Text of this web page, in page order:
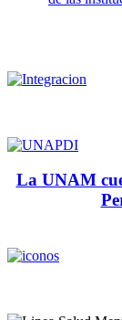
La UNAM